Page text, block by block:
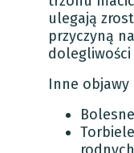
ulegają
przyczyną
Inne